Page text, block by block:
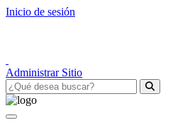
Inicio de sesión
Administrar Sitio